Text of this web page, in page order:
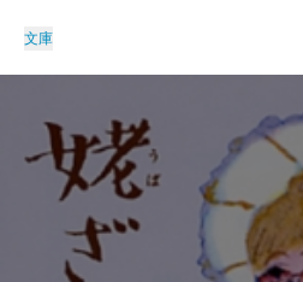
文庫